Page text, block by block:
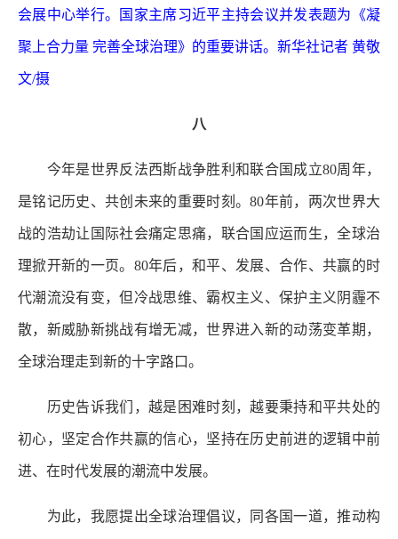
会展中心举行。国家主席习近平主持会议并发表题为《凝
聚上合力量 完善全球治理》的重要讲话。新华社记者 黄敬
文/摄
八
今年是世界反法西斯战争胜利和联合国成立80周年，
是铭记历史、共创未来的重要时刻。80年前，两次世界大
战的浩劫让国际社会痛定思痛，联合国应运而生，全球治
理掀开新的一页。80年后，和平、发展、合作、共赢的时
代潮流没有变，但冷战思维、霸权主义、保护主义阴霾不
散，新威胁新挑战有增无减，世界进入新的动荡变革期，
全球治理走到新的十字路口。
历史告诉我们，越是困难时刻，越要秉持和平共处的
初心，坚定合作共赢的信心，坚持在历史前进的逻辑中前
进、在时代发展的潮流中发展。
为此，我愿提出全球治理倡议，同各国一道，推动构